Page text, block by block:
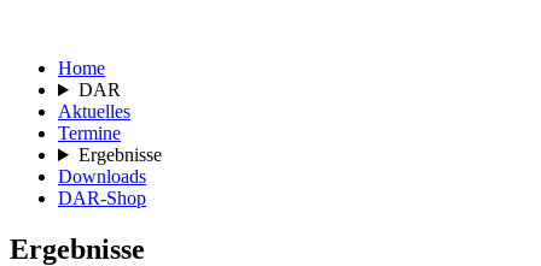
Home
DAR
Aktuelles
Termine
Ergebnisse
Downloads
DAR-Shop
Ergebnisse